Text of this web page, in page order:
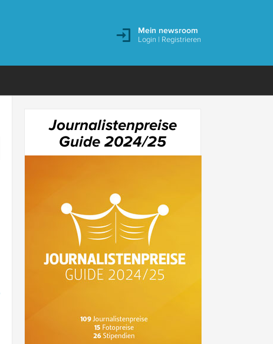
Mein newsroom
Login | Registrieren
Journalistenpreise
Guide 2024/25